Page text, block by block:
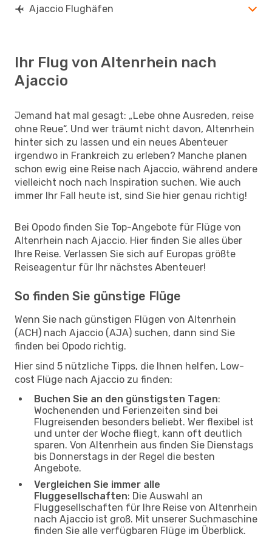
Ajaccio Flughäfen
Ihr Flug von Altenrhein nach
Ajaccio
Jemand hat mal gesagt: „Lebe ohne Ausreden, reise
ohne Reue“. Und wer träumt nicht davon, Altenrhein
hinter sich zu lassen und ein neues Abenteuer
irgendwo in Frankreich zu erleben? Manche planen
schon ewig eine Reise nach Ajaccio, während andere
vielleicht noch nach Inspiration suchen. Wie auch
immer Ihr Fall heute ist, sind Sie hier genau richtig!
Bei Opodo finden Sie Top-Angebote für Flüge von
Altenrhein nach Ajaccio. Hier finden Sie alles über
Ihre Reise. Verlassen Sie sich auf Europas größte
Reiseagentur für Ihr nächstes Abenteuer!
So finden Sie günstige Flüge
Wenn Sie nach günstigen Flügen von Altenrhein
(ACH) nach Ajaccio (AJA) suchen, dann sind Sie
finden bei Opodo richtig.
Hier sind 5 nützliche Tipps, die Ihnen helfen, Low-
cost Flüge nach Ajaccio zu finden:
Buchen Sie an den günstigsten Tagen:
Wochenenden und Ferienzeiten sind bei
Flugreisenden besonders beliebt. Wer flexibel ist
und unter der Woche fliegt, kann oft deutlich
sparen. Von Altenrhein aus finden Sie Dienstags
bis Donnerstags in der Regel die besten
Angebote.
Vergleichen Sie immer alle
Fluggesellschaften: Die Auswahl an
Fluggesellschaften für Ihre Reise von Altenrhein
nach Ajaccio ist groß. Mit unserer Suchmaschine
finden Sie alle verfügbaren Flüge im Überblick.